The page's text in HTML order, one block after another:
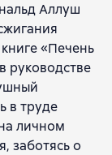
Аллуш
«Печень
руководстве
в труде
личном
заботясь о